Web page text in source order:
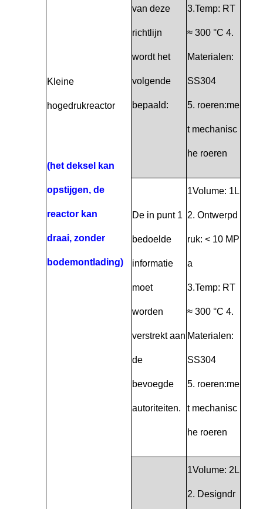
Kleine
hogedrukreactor
(het deksel kan
opstijgen, de
reactor kan
draai, zonder
bodemontlading)
van deze
richtlijn
wordt het
volgende
bepaald:
3.Temp: RT
≈ 300 °C 4.
Materialen:
SS304
5. roeren:me
t mechanisc
he roeren
De in punt 1
bedoelde
informatie
moet
worden
verstrekt aan
de
bevoegde
autoriteiten.
1Volume: 1L
2. Ontwerpd
ruk: < 10 MP
a
3.Temp: RT
≈ 300 °C 4.
Materialen:
SS304
5. roeren:me
t mechanisc
he roeren
1Volume: 2L
2. Designdr